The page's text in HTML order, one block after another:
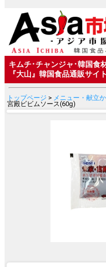
キムチ･チャンジャ･韓国食
『大山』韓国食品通販サイト
トップページ > メニュー・献立
宮殿ビビムソース(60g)